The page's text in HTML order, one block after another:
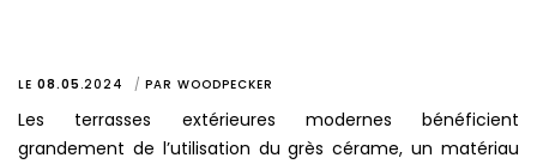
LE 08.05 .2024 PAR WOODPECKER
Les terrasses extérieures modernes bénéficient
grandement de l’utilisation du grès cérame, un matériau